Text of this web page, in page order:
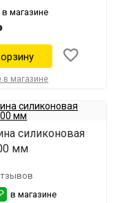
в магазине
в магазине
силиконовая
мм
в магазине